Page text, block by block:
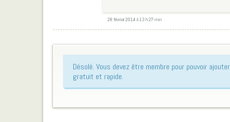
28 février 2014 à 13 h 27 min
Désolé. Vous devez être membre pour pouvoir
gratuit et rapide.